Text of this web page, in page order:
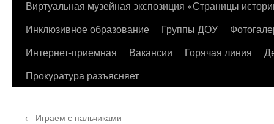
содержимому
Виртуальная музейная экспозиция «Страницы
Инклюзивное образование
Группы ДОУ
Интернет-приемная
Вакансии Горячая линия
Прокуратура разъясняет
← Играем с пальчиками